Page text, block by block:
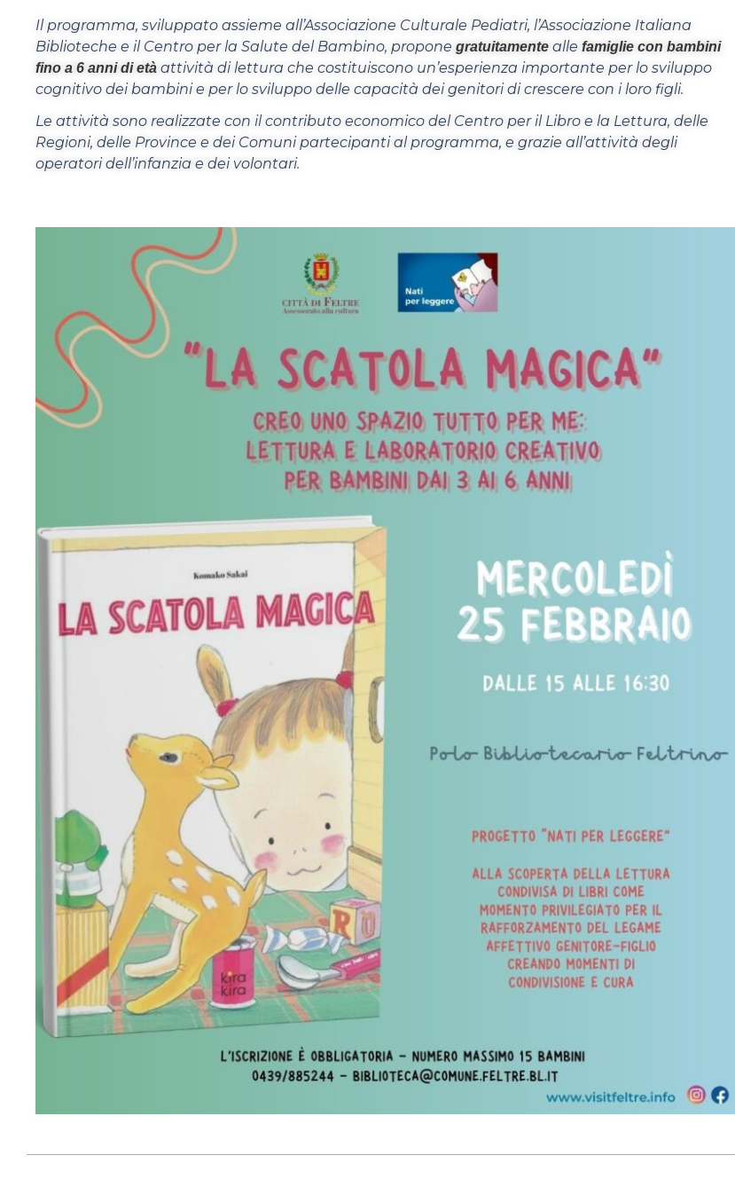
Il programma, sviluppato assieme all’Associazione Culturale Pediatri, l’Associazione Italiana
Biblioteche e il Centro per la Salute del Bambino, propone gratuitamente alle famiglie con bambini
fino a 6 anni di età attività di lettura che costituiscono un’esperienza importante per lo sviluppo
cognitivo dei bambini e per lo sviluppo delle capacità dei genitori di crescere con i loro figli.
Le attività sono realizzate con il contributo economico del Centro per il Libro e la Lettura, delle
Regioni, delle Province e dei Comuni partecipanti al programma, e grazie all’attività degli
operatori dell’infanzia e dei volontari.